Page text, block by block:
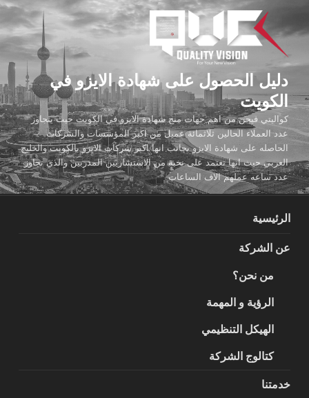
المحتوى
دليل الحصول على شهادة الايزو في
الكويت
كواليتي فيجن من اهم جهات منح شهادة الايزو في الكويت حيث يتجاوز
عدد العملاء الحالين ثلاثمائة عميل من اكبر المؤسسات والشركات
الحاصله على شهادة الايزو بجانب انها اكبر شركات الايزو بالكويت والخليج
العربي حيث انها تعتمد على نخبة من الاستشاريين المدربين والذي تجاوز
عدد ساعه عملهم الاف الساعات
الرئيسية
عن الشركة
من نحن؟
الرؤية و المهمة
الهيكل التنظيمي
كتالوج الشركة
خدمتنا